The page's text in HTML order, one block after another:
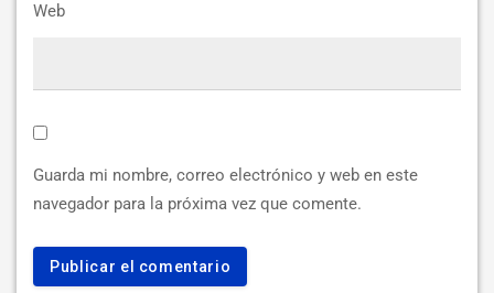
Web
Guarda mi nombre, correo electrónico y web en este
navegador para la próxima vez que comente.